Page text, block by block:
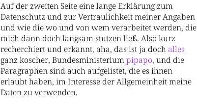
Auf der zweiten Seite eine lange Erklärung zum
Datenschutz und zur Vertraulichkeit meiner Angaben
und wie die wo und von wem verarbeitet werden, die
mich dann doch langsam stutzen ließ. Also kurz
recherchiert und erkannt, aha, das ist ja doch alles
ganz koscher, Bundesministeriumpipapo, und die
Paragraphen sind auch aufgelistet, die es ihnen
erlaubt haben, im Interesse der Allgemeinheit meine
Daten zu verwenden.